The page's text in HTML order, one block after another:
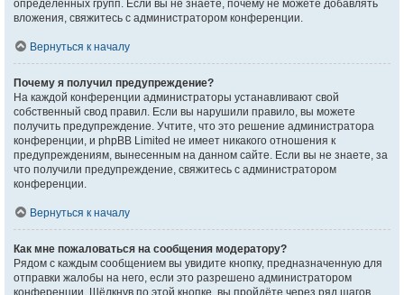
определённых групп. Если вы не знаете, почему не можете добавлять
вложения, свяжитесь с администратором конференции.
Вернуться к началу
Почему я получил предупреждение?
На каждой конференции администраторы устанавливают свой
собственный свод правил. Если вы нарушили правило, вы можете
получить предупреждение. Учтите, что это решение администратора
конференции, и phpBB Limited не имеет никакого отношения к
предупреждениям, вынесенным на данном сайте. Если вы не знаете, за
что получили предупреждение, свяжитесь с администратором
конференции.
Вернуться к началу
Как мне пожаловаться на сообщения модератору?
Рядом с каждым сообщением вы увидите кнопку, предназначенную для
отправки жалобы на него, если это разрешено администратором
конференции. Щёлкнув по этой кнопке, вы пройдёте через ряд шагов,